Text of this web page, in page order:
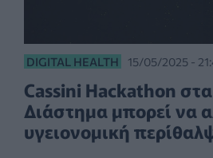
DIGITAL HEALTH 15/05/2025 -
Cassini Hackathon
Διάστημα μπορεί να
υγειονομική